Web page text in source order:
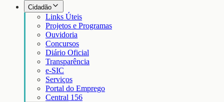
Cidadão
Links Úteis
Projetos e Programas
Ouvidoria
Concursos
Diário Oficial
Transparência
e-SIC
Serviços
Portal do Emprego
Central 156